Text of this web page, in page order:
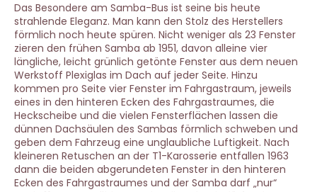
Das Besondere am Samba-Bus ist seine bis heute
strahlende Eleganz. Man kann den Stolz des Herstellers
förmlich noch heute spüren. Nicht weniger als 23 Fenster
zieren den frühen Samba ab 1951, davon alleine vier
längliche, leicht grünlich getönte Fenster aus dem neuen
Werkstoff Plexiglas im Dach auf jeder Seite. Hinzu
kommen pro Seite vier Fenster im Fahrgastraum, jeweils
eines in den hinteren Ecken des Fahrgastraumes, die
Heckscheibe und die vielen Fensterflächen lassen die
dünnen Dachsäulen des Sambas förmlich schweben und
geben dem Fahrzeug eine unglaubliche Luftigkeit. Nach
kleineren Retuschen an der T1-Karosserie entfallen 1963
dann die beiden abgerundeten Fenster in den hinteren
Ecken des Fahrgastraumes und der Samba darf „nur“